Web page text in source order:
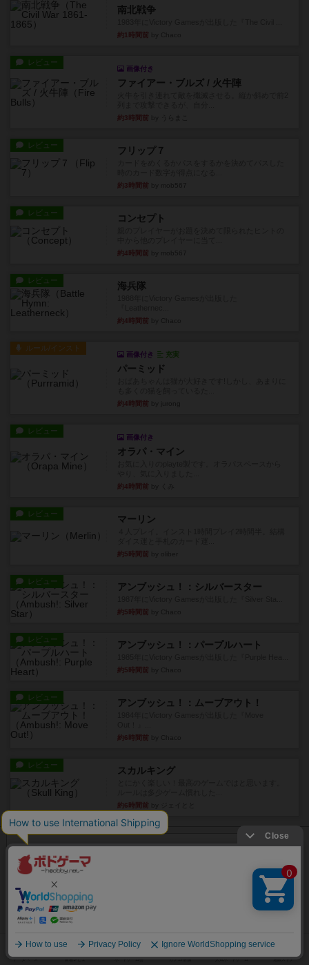
南北戦争
約1時間前
レビュー
画像付き
ファイアー・ブルズ / 火牛陣
約3時間前
レビュー フリップ７
約3時間前
レビュー コンセプト
約4時間前
レビュー 海兵隊
約4時間前
ルール/インスト
画像付き 充実
パーミッド
約4時間前
レビュー
画像付き
オラパ・マイン
約4時間前
レビュー マーリン
約5時間前
レビュー アンブッシュ！：シルバースター
約5時間前
レビュー アンブッシュ！：パープルハート
約5時間前
レビュー アンブッシュ！：ムーブアウト！
約6時間前
レビュー スカルキング
約6時間前